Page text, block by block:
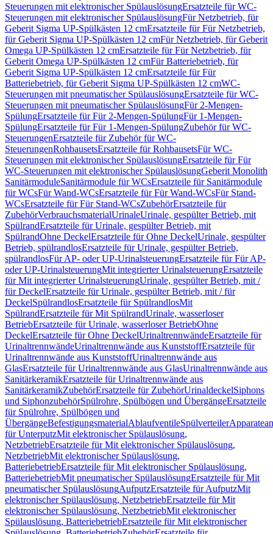
Steuerungen mit elektronischer SpülauslösungErsatzteile für WC-
Steuerungen mit elektronischer SpülauslösungFür Netzbetrieb, für
Geberit Sigma UP-Spülkästen 12 cmErsatzteile für Für Netzbetrieb,
für Geberit Sigma UP-Spülkästen 12 cmFür Netzbetrieb, für Geberit
Omega UP-Spülkästen 12 cmErsatzteile für Für Netzbetrieb, für
Geberit Omega UP-Spülkästen 12 cmFür Batteriebetrieb, für
Geberit Sigma UP-Spülkästen 12 cmErsatzteile für Für
Batteriebetrieb, für Geberit Sigma UP-Spülkästen 12 cmWC-
Steuerungen mit pneumatischer SpülauslösungErsatzteile für WC-
Steuerungen mit pneumatischer SpülauslösungFür 2-Mengen-
SpülungErsatzteile für Für 2-Mengen-SpülungFür 1-Mengen-
SpülungErsatzteile für Für 1-Mengen-SpülungZubehör für WC-
SteuerungenErsatzteile für Zubehör für WC-
SteuerungenRohbausetsErsatzteile für RohbausetsFür WC-
Steuerungen mit elektronischer SpülauslösungErsatzteile für Für
WC-Steuerungen mit elektronischer SpülauslösungGeberit Monolith
SanitärmoduleSanitärmodule für WCsErsatzteile für Sanitärmodule
für WCsFür Wand-WCsErsatzteile für Für Wand-WCsFür Stand-
WCsErsatzteile für Für Stand-WCsZubehörErsatzteile für
ZubehörVerbrauchsmaterialUrinaleUrinale, gespülter Betrieb, mit
SpülrandErsatzteile für Urinale, gespülter Betrieb, mit
SpülrandOhne DeckelErsatzteile für Ohne DeckelUrinale, gespülter
Betrieb, spülrandlosErsatzteile für Urinale, gespülter Betrieb,
spülrandlosFür AP- oder UP-UrinalsteuerungErsatzteile für Für AP-
oder UP-UrinalsteuerungMit integrierter UrinalsteuerungErsatzteile
für Mit integrierter UrinalsteuerungUrinale, gespülter Betrieb, mit /
für DeckelErsatzteile für Urinale, gespülter Betrieb, mit / für
DeckelSpülrandlosErsatzteile für SpülrandlosMit
SpülrandErsatzteile für Mit SpülrandUrinale, wasserloser
BetriebErsatzteile für Urinale, wasserloser BetriebOhne
DeckelErsatzteile für Ohne DeckelUrinaltrennwändeErsatzteile für
UrinaltrennwändeUrinaltrennwände aus KunststoffErsatzteile für
Urinaltrennwände aus KunststoffUrinaltrennwände aus
GlasErsatzteile für Urinaltrennwände aus GlasUrinaltrennwände aus
SanitärkeramikErsatzteile für Urinaltrennwände aus
SanitärkeramikZubehörErsatzteile für ZubehörUrinaldeckelSiphons
und SiphonzubehörSpülrohre, Spülbögen und ÜbergängeErsatzteile
für Spülrohre, Spülbögen und
ÜbergängeBefestigungsmaterialAblaufventileSpülverteiler
für UnterputzMit elektronischer Spülauslösung,
NetzbetriebErsatzteile für Mit elektronischer Spülauslösung,
NetzbetriebMit elektronischer Spülauslösung,
BatteriebetriebErsatzteile für Mit elektronischer Spülauslösung,
BatteriebetriebMit pneumatischer SpülauslösungErsatzteile für Mit
pneumatischer SpülauslösungAufputzErsatzteile für AufputzMit
elektronischer Spülauslösung, NetzbetriebErsatzteile für Mit
elektronischer Spülauslösung, NetzbetriebMit elektronischer
Spülauslösung, BatteriebetriebErsatzteile für Mit elektronischer